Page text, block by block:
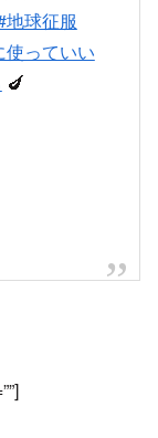
地球征服
っていい
🍆